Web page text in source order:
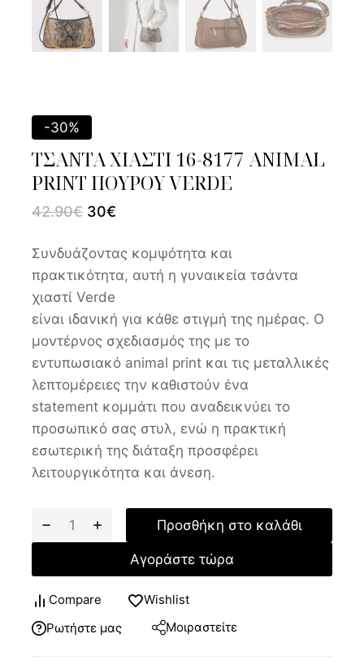
-30%
ΤΣΑΝΤΑ ΧΙΑΣΤΙ 16-8177 ANIMAL
PRINT ΠΟΥΡΟΥ VERDE
42.90€ 30€
Συνδυάζοντας κομψότητα και
πρακτικότητα, αυτή η γυναικεία τσάντα
χιαστί Verde
είναι ιδανική για κάθε στιγμή της ημέρας. Ο
μοντέρνος σχεδιασμός της με το
εντυπωσιακό animal print και τις μεταλλικές
λεπτομέρειες την καθιστούν ένα
statement κομμάτι που αναδεικνύει το
προσωπικό σας στυλ, ενώ η πρακτική
εσωτερική της διάταξη προσφέρει
λειτουργικότητα και άνεση.
Προσθήκη στο καλάθι
Αγοράστε τώρα
Compare
Wishlist
Ρωτήστε μας
Μοιραστείτε